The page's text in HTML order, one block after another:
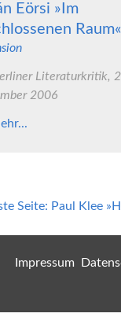
Eörsi »Im
Raum«
Literaturkritik,
2006
Seite: Paul Klee
Impressum